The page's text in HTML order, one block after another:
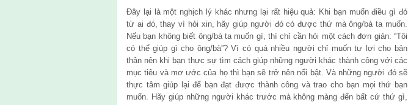
Đây lại là một nghịch lý khác nhưng lại rất hiệu quả: Khi bạn muốn điều gì đó
từ ai đó, thay vì hỏi xin, hãy giúp người đó có được thứ mà ông/bà ta muốn.
Nếu bạn không biết ông/bà ta muốn gì, thì chỉ cần hỏi một cách đơn giản: “Tôi
có thể giúp gì cho ông/bà”? Vì có quá nhiều người chỉ muốn tư lợi cho bản
thân nên khi bạn thực sự tìm cách giúp những người khác thành công với các
mục tiêu và mơ ước của họ thì bạn sẽ trở nên nổi bật. Và những người đó sẽ
thực tâm giúp lại để bạn đạt được thành công và trao cho bạn mọi thứ bạn
muốn. Hãy giúp những người khác trước mà không màng đến bất cứ thứ gì,